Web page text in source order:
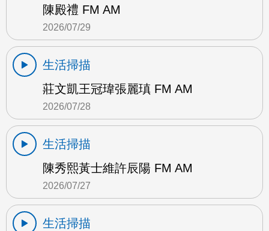
陳殿禮 FM AM
2026/07/29
生活掃描
莊文凱王冠瑋張麗瑱 FM AM
2026/07/28
生活掃描
陳秀熙黃士維許辰陽 FM AM
2026/07/27
生活掃描